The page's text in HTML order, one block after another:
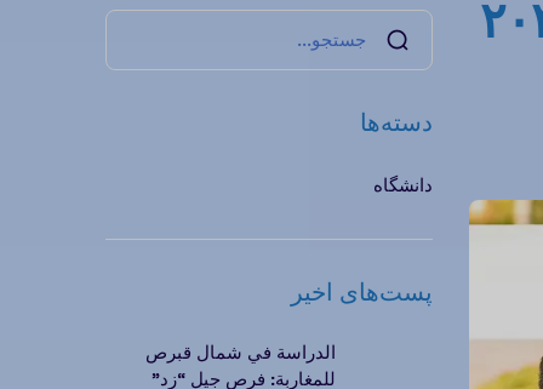
دسته‌ها
دانشگاه
پست‌های اخیر
الدراسة في شمال قبرص
للمغاربة: فرص جيل “زد”